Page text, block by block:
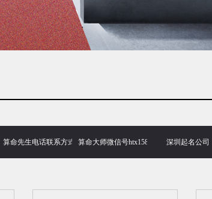
算命先生电话联系方式 算命大师微信号htx158 深圳起名公司